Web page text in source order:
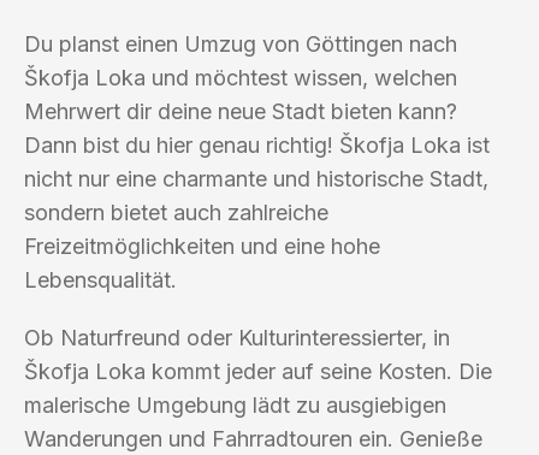
Du planst einen Umzug von Göttingen nach
Škofja Loka und möchtest wissen, welchen
Mehrwert dir deine neue Stadt bieten kann?
Dann bist du hier genau richtig! Škofja Loka ist
nicht nur eine charmante und historische Stadt,
sondern bietet auch zahlreiche
Freizeitmöglichkeiten und eine hohe
Lebensqualität.
Ob Naturfreund oder Kulturinteressierter, in
Škofja Loka kommt jeder auf seine Kosten. Die
malerische Umgebung lädt zu ausgiebigen
Wanderungen und Fahrradtouren ein. Genieße